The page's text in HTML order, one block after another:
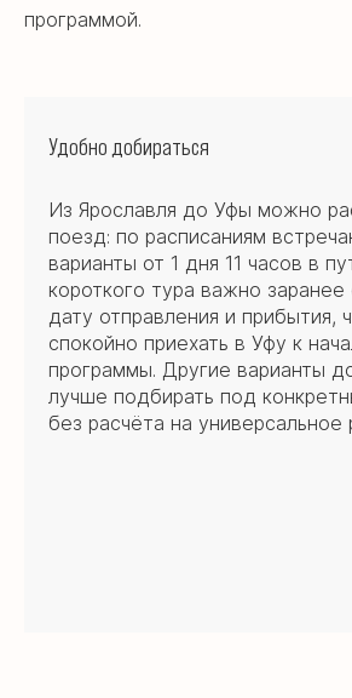
программой.
Удобно добираться
Из Ярославля до Уфы можно
поезд: по расписаниям
варианты от 1 дня 11 часов в
короткого тура важно заранее
дату отправления и прибытия,
спокойно приехать в Уфу к
программы. Другие варианты
лучше подбирать под
без расчёта на универсальное